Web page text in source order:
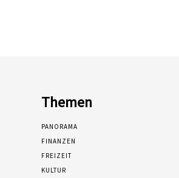
Themen
PANORAMA
FINANZEN
FREIZEIT
KULTUR